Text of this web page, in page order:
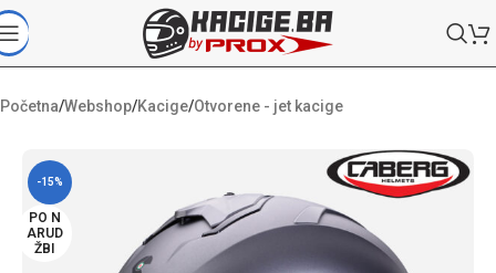
Početna/Webshop/Kacige/Otvorene - jet kacige
-15%
PO N
ARUD
ŽBI